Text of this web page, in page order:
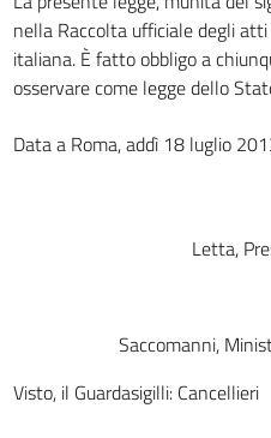
nella Raccolta ufficiale degli
italiana. È fatto obbligo a
osservare come legge dello
Data a Roma, addì 18 luglio
Letta,
Saccomanni,
Visto, il Guardasigilli: Cancellieri